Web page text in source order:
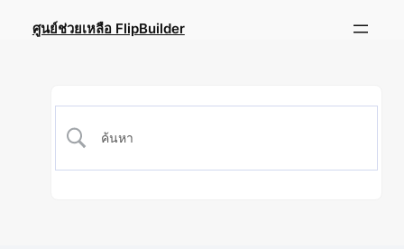
ศูนย์ช่วยเหลือ FlipBuilder